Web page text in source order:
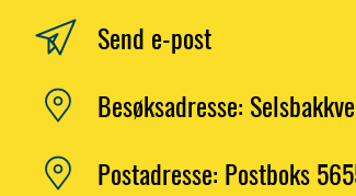
Send e-post
Besøksadresse:
Postadresse: Postboks